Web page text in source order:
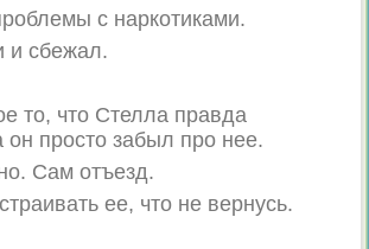
с наркотиками.
и сбежал.
то, что Стелла правда
просто забыл про нее.
Сам отъезд.
ее, что не вернусь.